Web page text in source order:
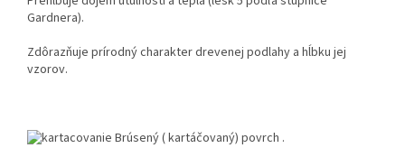
Gardnera).
Zdôrazňuje prírodný charakter drevenej podlahy a hĺbku jej
vzorov.
Brúsený ( kartáčovaný) povrch .